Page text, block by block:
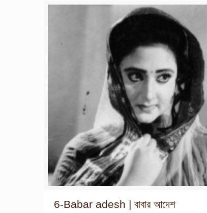
6-Babar adesh | বাবার আদেশ